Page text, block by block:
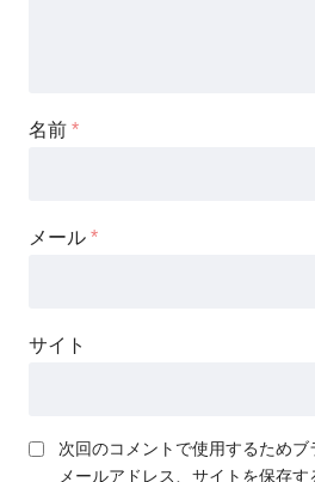
名前 *
メール *
サイト
次回のコメントで使用するためブ
メールアドレス、サイトを保存す